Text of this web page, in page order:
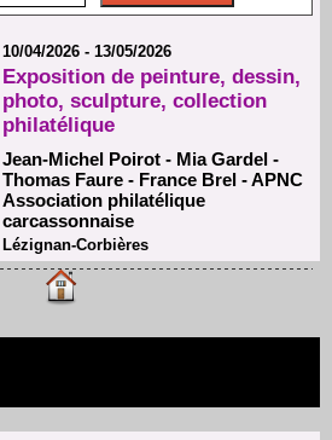
10/04/2026 - 13/05/2026
Exposition de peinture, dessin,
photo, sculpture, collection
philatélique
Jean-Michel Poirot - Mia Gardel -
Thomas Faure - France Brel - APNC
Association philatélique
carcassonnaise
Lézignan-Corbières